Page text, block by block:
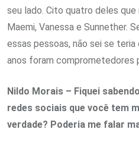
seu lado. Cito quatro deles que
Maemi, Vanessa e Sunnether.
essas pessoas, não sei se
anos foram comprometedores
Nildo Morais – Fiquei
redes sociais que você tem
verdade? Poderia me falar